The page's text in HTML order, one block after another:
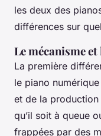
les deux des
différences sur
Le mécanisme et
La première
le piano
et de la
qu’il soit à queue
frappées par des